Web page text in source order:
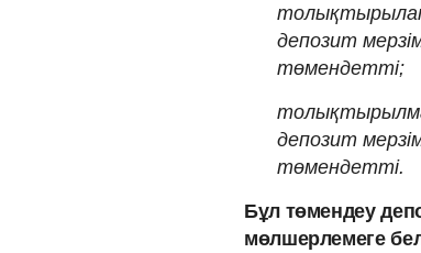
депозит
төмендетті;
депозит
төмендетті.
Бұл төмендеу
мөлшерлемеге